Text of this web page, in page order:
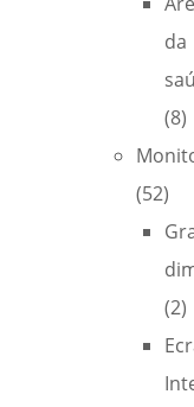
da
(8)
(52)
(2)